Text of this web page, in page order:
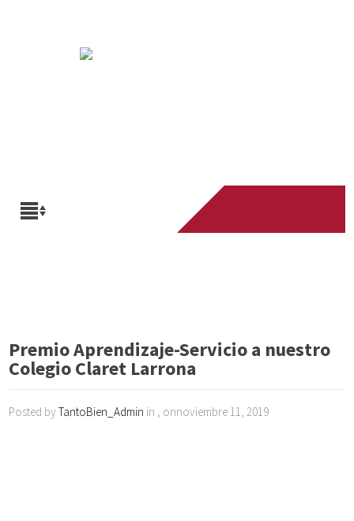
Premio Aprendizaje-Servicio a nuestro
Colegio Claret Larrona
Posted byTantoBien_Admin in , onnoviembre 11, 2019